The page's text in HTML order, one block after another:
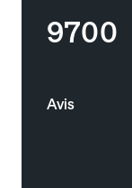
9700
Avis